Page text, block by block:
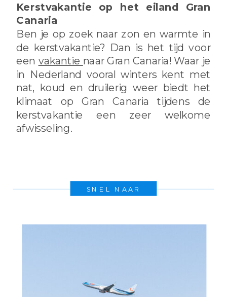
Kerstvakantie op het eiland Gran
Canaria
Ben je op zoek naar zon en warmte in
de kerstvakantie? Dan is het tijd voor
een vakantie naar Gran Canaria! Waar je
in Nederland vooral winters kent met
nat, koud en druilerig weer biedt het
klimaat op Gran Canaria tijdens de
kerstvakantie een zeer welkome
afwisseling.
SNEL NAAR